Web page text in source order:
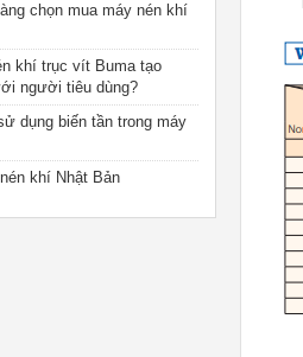
chọn mua máy nén khí
khí trục vít Buma tạo
người tiêu dùng?
dụng biến tần trong máy
khí Nhật Bản